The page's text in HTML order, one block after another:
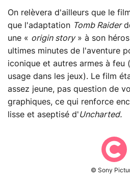
On relèvera d'ailleurs que le
que l'adaptation Tomb Raider
une « origin story» à son
ultimes minutes de l'aventure
iconique et autres armes à feu
usage dans les jeux). Le film
assez jeune, pas question de
graphiques, ce qui renforce
lisse et aseptisé d'Uncharted.
© Sony